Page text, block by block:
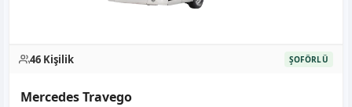
46 Kişilik ŞOFÖRLÜ
Mercedes Travego